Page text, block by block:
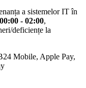
a sistemelor IT în
00:00 - 02:00,
deficiențe la
Mobile, Apple Pay,